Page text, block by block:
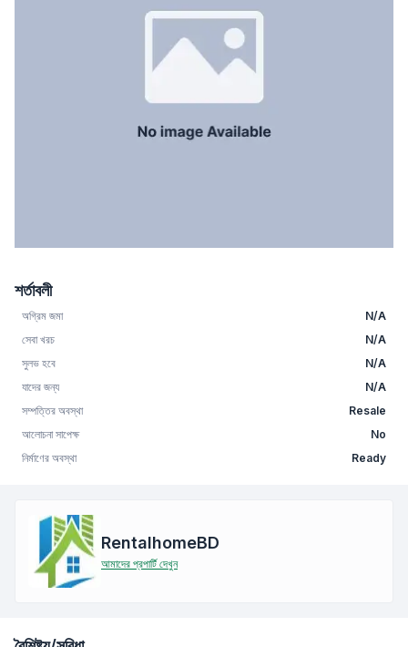
শর্তাবলী
অগ্রিম জমা
N/A
সেবা খরচ
N/A
সুলভ হবে
N/A
যাদের জন্য
N/A
সম্পত্তির অবস্থা
Resale
আলোচনা সাপেক্ষ
No
নির্মাণের অবস্থা
Ready
RentalhomeBD
আমাদের প্রপার্টি দেখুন